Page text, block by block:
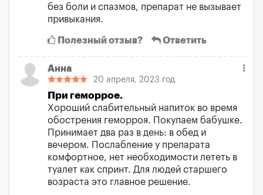
без боли и спазмов, препарат не вызывает
привыкания.
Полезный отзыв? Ответить
Анна
20 апреля, 2023 год
При геморрое.
Хороший слабительный напиток во время
обострения геморроя. Покупаем бабушке.
Принимает два раз в день: в обед и
вечером. Послабление у препарата
комфортное, нет необходимости лететь в
туалет как спринт. Для людей старшего
возраста это главное решение.